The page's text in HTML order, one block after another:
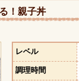
！親子丼
レベル
調理時間